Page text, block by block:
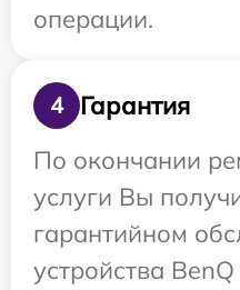
операции.
4
Гарантия
По окончании
услуги Вы
гарантийном
устройства